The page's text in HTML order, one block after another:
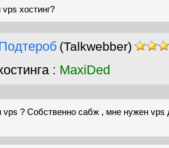
хостинг?
(Talkwebber)
: MaxiDed
? Собственно сабж , мне нужен vps